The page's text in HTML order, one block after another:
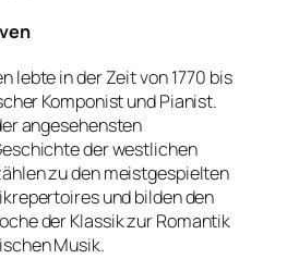
lebte in der Zeit von 1770 bis
Komponist und Pianist.
angesehensten
der westlichen
zu den meistgespielten
und bilden den
der Klassik zur Romantik
Musik.